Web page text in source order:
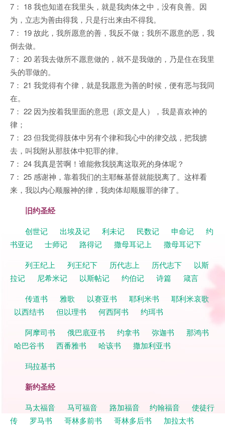
7： 18 我也知道在我里头，就是我肉体之中，没有良善。因
为，立志为善由得我，只是行出来由不得我。
7： 19 故此，我所愿意的善，我反不做；我所不愿意的恶，我
倒去做。
7： 20 若我去做所不愿意做的，就不是我做的，乃是住在我里
头的罪做的。
7： 21 我觉得有个律，就是我愿意为善的时候，便有恶与我同
在。
7： 22 因为按着我里面的意思（原文是人），我是喜欢神的
律；
7： 23 但我觉得肢体中另有个律和我心中的律交战，把我掳
去，叫我附从那肢体中犯罪的律。
7： 24 我真是苦啊！谁能救我脱离这取死的身体呢？
7： 25 感谢神，靠着我们的主耶稣基督就能脱离了。这样看
来，我以内心顺服神的律，我肉体却顺服罪的律了。
旧约圣经
创世记 出埃及记 利未记 民数记 申命记
约
书亚记
士师记 路得记 撒母耳记上
撒母耳记下
列王纪上
列王纪下 历代志上 历代志下
以斯
拉记
尼希米记 以斯帖记 约伯记 诗篇
箴言
传道书
雅歌 以赛亚书 耶利米书
耶利米哀歌
以西结书
但以理书 何西阿书
约珥书
阿摩司书
俄巴底亚书 约拿书 弥迦书
那鸿书
哈巴谷书
西番雅书 哈该书
撒加利亚书
玛拉基书
新约圣经
马太福音 马可福音 路加福音 约翰福音
使徒行
传
罗马书 哥林多前书 哥林多后书
加拉太书